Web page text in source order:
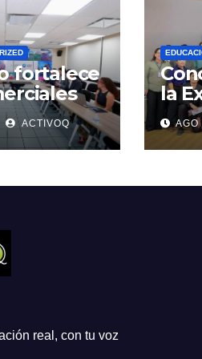
fortalece
ACTIVOQ
la
AGO
real, con tu voz